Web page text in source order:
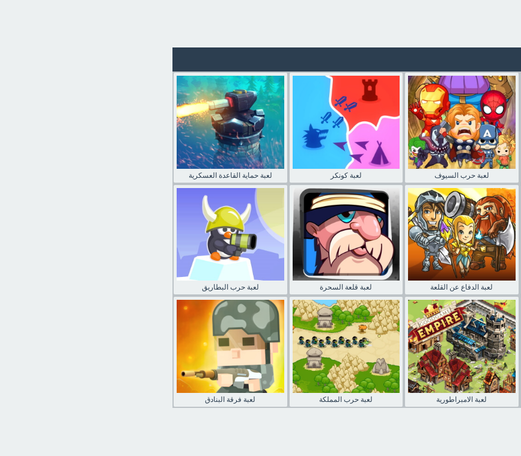
لعبة حماية القاعدة العسكرية لعبة كونكر لعبة حرب السيوف
لعبة حرب البطاريق لعبة قلعة السحرة لعبة الدفاع عن القلعة
لعبة فرقة البنادق لعبة حرب المملكة لعبة الامبراطورية